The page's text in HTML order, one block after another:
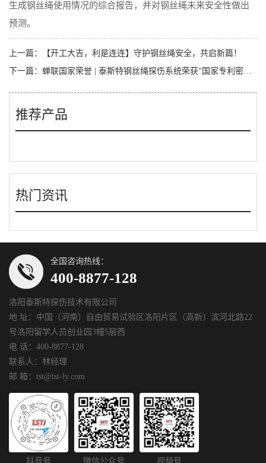
生成钢丝绳使用情况的综合报告，并对钢丝绳未来安全性做出
预测。
上一篇：
【开工大吉，利是连连】守护钢丝绳安全，共启新篇！
下一篇： 蝉联国家荣誉 | 泰斯特钢丝绳探伤系统荣获“国家专利密集型产品”认定
推荐产品
热门资讯
全国咨询热线：
400-8877-128
洛阳泰斯特探伤技术有限公司
地 址：中国（河南）自由贸易试验区洛阳片区（高新）滨河北路22
号洛阳留学人员创业园3幢5层西
电 话：400-8877-128
联系人：林经理
邮 箱：tst@tst-ly.com
抖音号 微信公众号 视频号